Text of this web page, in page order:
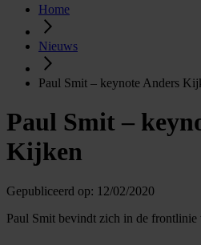
Home
Nieuws
Paul Smit – keynote Anders
Paul Smit –
Kijken
Gepubliceerd op: 12/02/2020
Paul Smit bevindt zich in de frontlinie